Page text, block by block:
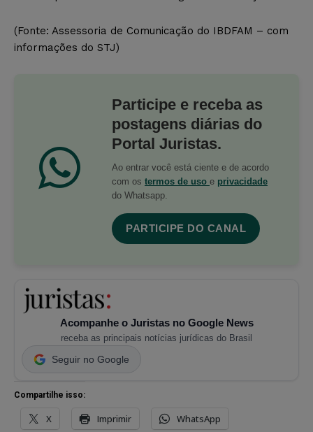
(Fonte: Assessoria de Comunicação do IBDFAM – com
informações do STJ)
Participe e receba as
postagens diárias do
Portal Juristas.
Ao entrar você está ciente e de acordo
com os termos de uso e privacidade
do Whatsapp.
PARTICIPE DO CANAL
Acompanhe o Juristas no Google News
receba as principais notícias jurídicas do Brasil
Seguir no Google
Compartilhe isso:
X Imprimir WhatsApp